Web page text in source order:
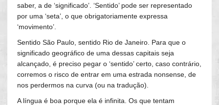
saber, a de ‘significado’. ‘Sentido’ pode ser representado
por uma ‘seta’, o que obrigatoriamente expressa
‘movimento’.
Sentido São Paulo, sentido Rio de Janeiro. Para que o
significado geográfico de uma dessas capitais seja
alcançado, é preciso pegar o ‘sentido’ certo, caso contrário,
corremos o risco de entrar em uma estrada nonsense, de
nos perdermos na curva (ou na tradução).
A língua é boa porque ela é infinita. Os que tentam